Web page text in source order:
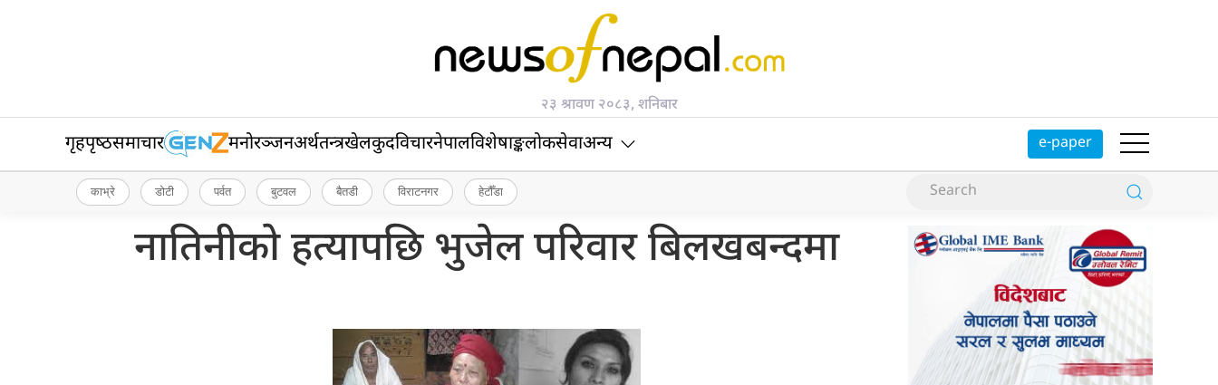
२३ श्रावण २०८३, शनिबार
गृहपृष्‍ठसमाचार मनोरञ्जनअर्थतन्त्रखेलकुदविचारनेपालविशेषाङ्कलोकसेवाअन्य e-paper
काभ्रे डोटी पर्वत बुटवल बैतडी विराटनगर हेटौँडा
नातिनीको हत्यापछि भुजेल परिवार बिलखबन्दमा